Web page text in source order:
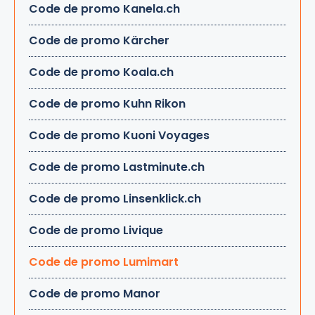
Code de promo Kanela.ch
Code de promo Kärcher
Code de promo Koala.ch
Code de promo Kuhn Rikon
Code de promo Kuoni Voyages
Code de promo Lastminute.ch
Code de promo Linsenklick.ch
Code de promo Livique
Code de promo Lumimart
Code de promo Manor